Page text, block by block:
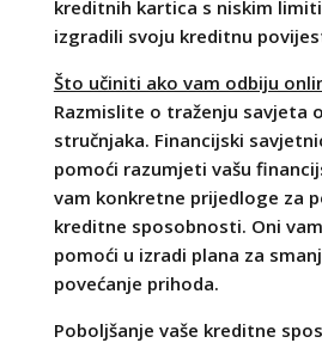
kreditnih kartica s niskim
izgradili svoju kreditnu
Što učiniti ako vam odbiju
Razmislite o traženju savjeta
stručnjaka. Financijski
pomoći razumjeti vašu
vam konkretne prijedloge za
kreditne sposobnosti. Oni
pomoći u izradi plana za
povećanje prihoda.
Poboljšanje vaše kreditne